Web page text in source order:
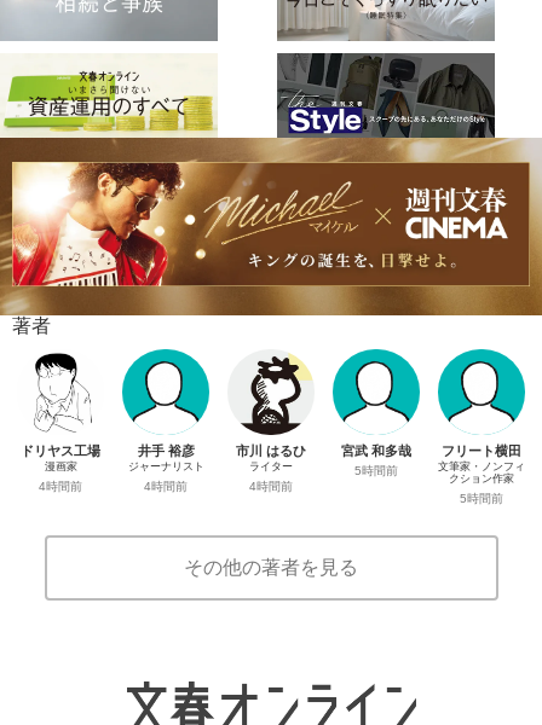
著者
ドリヤス工場
漫画家
4時間前
井手 裕彦
ジャーナリスト
4時間前
市川 はるひ
ライター
4時間前
宮武 和多哉
5時間前
フリート横田
文筆家・ノンフィ
クション作家
5時間前
その他の著者を見る